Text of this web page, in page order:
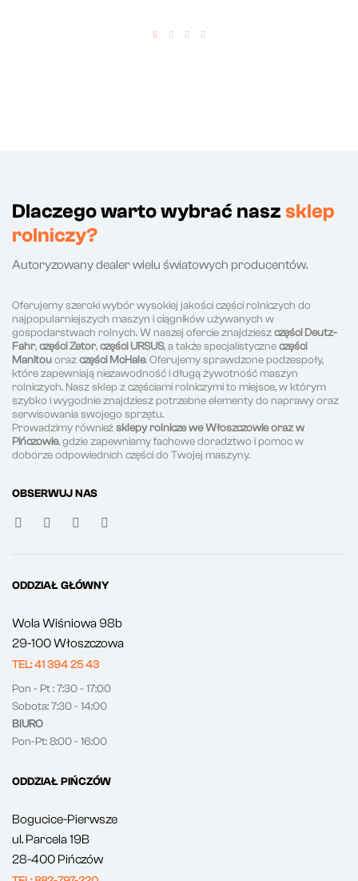
Dlaczego warto wybrać nasz sklep
rolniczy?
Autoryzowany dealer wielu światowych producentów.
Oferujemy szeroki wybór wysokiej jakości części rolniczych do
najpopularniejszych maszyn i ciągników używanych w
gospodarstwach rolnych. W naszej ofercie znajdzieszczęści Deutz-
Fahr,części Zetor,części URSUS, a także specjalistyczneczęści
Manitouorazczęści McHale. Oferujemy sprawdzone podzespoły,
które zapewniają niezawodność i długą żywotność maszyn
rolniczych. Nasz sklep z częściami rolniczymi to miejsce, w którym
szybko i wygodnie znajdziesz potrzebne elementy do naprawy oraz
serwisowania swojego sprzętu.
Prowadzimy równieżsklepy rolnicze we Włoszczowie oraz w
Pińczowie, gdzie zapewniamy fachowe doradztwo i pomoc w
doborze odpowiednich części do Twojej maszyny.
OBSERWUJ NAS
ODDZIAŁ GŁÓWNY
Wola Wiśniowa 98b
29-100 Włoszczowa
TEL: 41 394 25 43
Pon - Pt : 7:30 - 17:00
Sobota: 7:30 - 14:00
BIURO
Pon-Pt: 8:00 - 16:00
ODDZIAŁ PIŃCZÓW
Bogucice-Pierwsze
ul. Parcela 19B
28-400 Pińczów